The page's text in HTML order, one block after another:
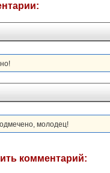
молодец!
комментарий: